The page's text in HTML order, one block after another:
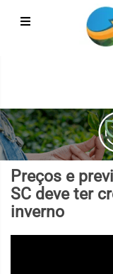
Preços e
SC deve ter
inverno